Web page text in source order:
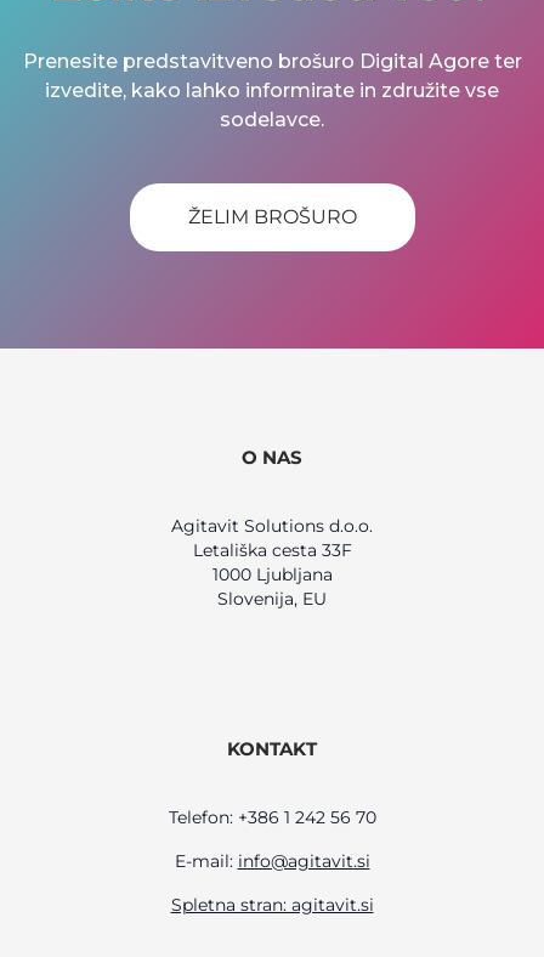
Prenesite predstavitveno brošuro Digital Agore ter
izvedite, kako lahko informirate in združite vse
sodelavce.
ŽELIM BROŠURO
O NAS
Agitavit Solutions d.o.o.
Letališka cesta 33F
1000 Ljubljana
Slovenija, EU
KONTAKT
Telefon: +386 1 242 56 70
E-mail: info@agitavit.si
Spletna stran: agitavit.si